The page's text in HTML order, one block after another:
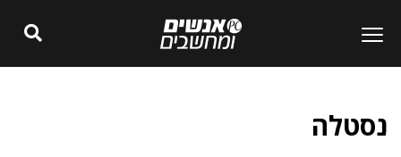
נסטלה